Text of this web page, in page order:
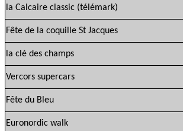
la Calcaire classic (télémark)
Fête de la coquille St Jacques
la clé des champs
Vercors supercars
Fête du Bleu
Euronordic walk